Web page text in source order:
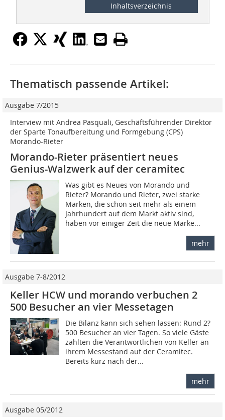
Inhaltsverzeichnis
Thematisch passende Artikel:
Ausgabe 7/2015
Interview mit Andrea Pasquali, Geschäftsführender Direktor
der Sparte Tonaufbereitung und Formgebung (CPS)
Morando-Rieter
Morando-Rieter präsentiert neues
Genius-Walzwerk auf der ceramitec
Was gibt es Neues von Morando und
Rieter? Morando und Rieter, zwei starke
Marken, die schon seit mehr als einem
Jahrhundert auf dem Markt aktiv sind,
haben vor einiger Zeit die neue Marke...
mehr
Ausgabe 7-8/2012
Keller HCW und morando verbuchen 2
500 Besucher an vier Messetagen
Die Bilanz kann sich sehen lassen: Rund 2?
500 Besucher an vier Tagen. So viele ­Gäste
zählten die Verantwortlichen von Keller an
ihrem Messestand auf der ­Ceramitec.
Bereits kurz nach der...
mehr
Ausgabe 05/2012